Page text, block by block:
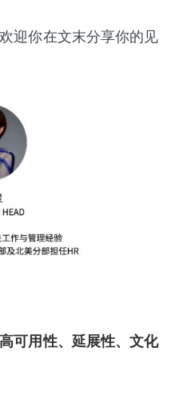
迎你在文末分享你的见
可用性、延展性、文化